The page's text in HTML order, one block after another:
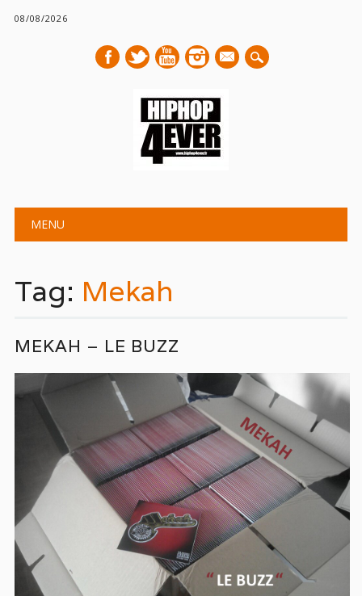
08/08/2026
mail
Main menu
MENU
Tag: Mekah
MEKAH – LE BUZZ